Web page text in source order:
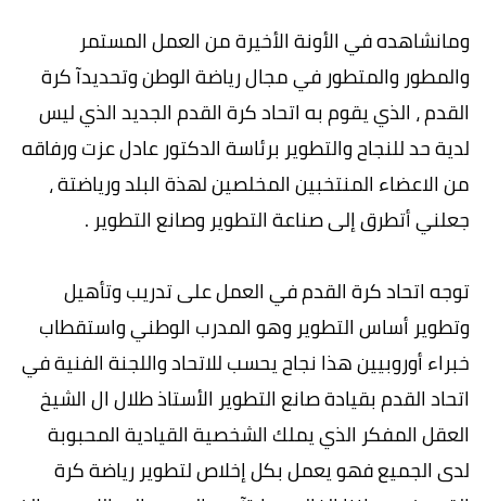
ومانشاهده في الأونة الأخيرة من العمل المستمر
والمطور والمتطور في مجال رياضة الوطن وتحديدآ كرة
القدم ، الذي يقوم به اتحاد كرة القدم الجديد الذي ليس
لدية حد للنجاح والتطوير برئاسة الدكتور عادل عزت ورفاقه
من الاعضاء المنتخبين المخلصين لهذة البلد ورياضتة ،
جعلني أتطرق إلى صناعة التطوير وصانع التطوير .
توجه اتحاد كرة القدم في العمل على تدريب وتأهيل
وتطوير أساس التطوير وهو المدرب الوطني واستقطاب
خبراء أوروبيين هذا نجاح يحسب للاتحاد واللجنة الفنية في
اتحاد القدم بقيادة صانع التطوير الأستاذ طلال ال الشيخ
العقل المفكر الذي يملك الشخصية القيادية المحبوبة
لدى الجميع فهو يعمل بكل إخلاص لتطوير رياضة كرة